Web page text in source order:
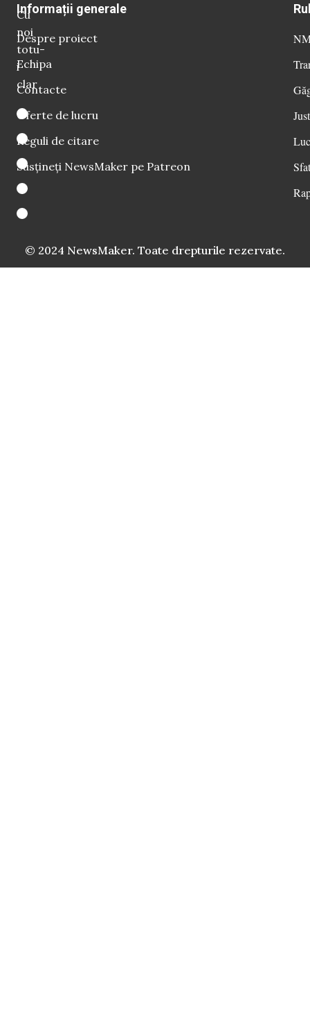
Cu
noi
totu-
i
clar
Informații generale
Despre proiect
Echipa
Contacte
Oferte de lucru
Reguli de citare
Susțineți NewsMaker pe Patreon
© 2024 NewsMaker. Toate drepturile rezervate.